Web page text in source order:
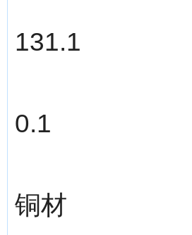
131.1
0.1
铜材